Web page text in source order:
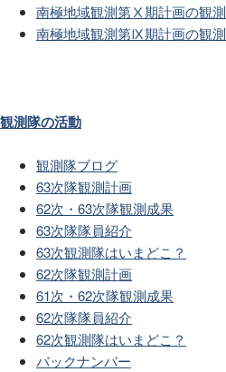
南極地域観測第Ⅹ期計画の観測
南極地域観測第Ⅸ期計画の観測
観測隊の活動
観測隊ブログ
63次隊観測計画
62次・63次隊観測成果
63次隊隊員紹介
63次観測隊はいまどこ？
62次隊観測計画
61次・62次隊観測成果
62次隊隊員紹介
62次観測隊はいまどこ？
バックナンバー